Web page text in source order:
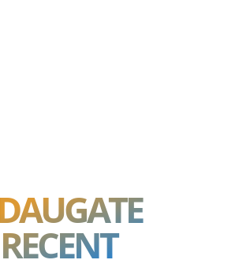
RECENT